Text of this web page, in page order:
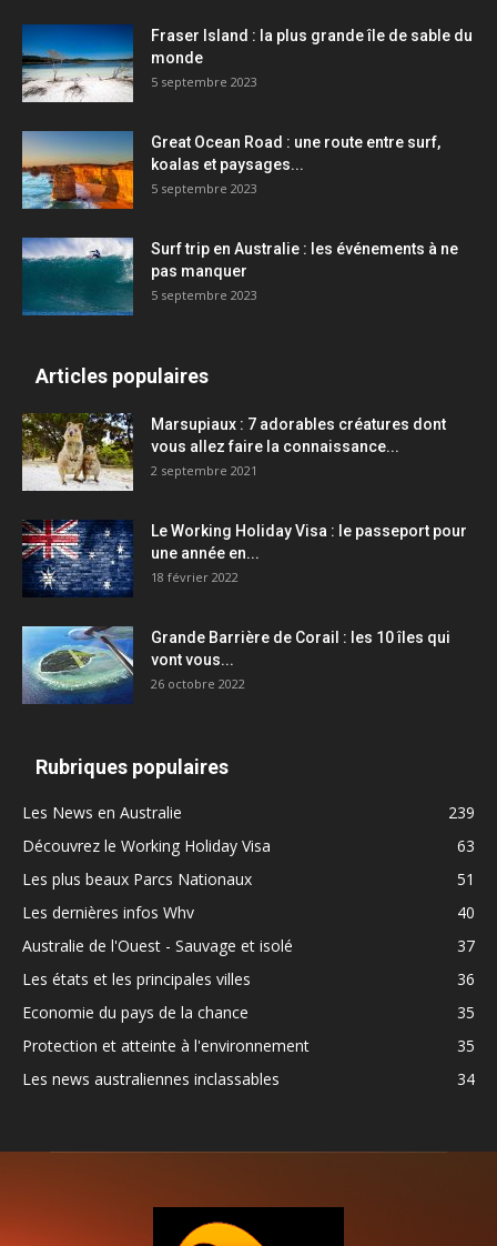
Fraser Island : la plus grande île de sable du
monde
5 septembre 2023
Great Ocean Road : une route entre surf,
koalas et paysages...
5 septembre 2023
Surf trip en Australie : les événements à ne
pas manquer
5 septembre 2023
Articles populaires
Marsupiaux : 7 adorables créatures dont
vous allez faire la connaissance...
2 septembre 2021
Le Working Holiday Visa : le passeport pour
une année en...
18 février 2022
Grande Barrière de Corail : les 10 îles qui
vont vous...
26 octobre 2022
Rubriques populaires
Les News en Australie
239
Découvrez le Working Holiday Visa
63
Les plus beaux Parcs Nationaux
51
Les dernières infos Whv
40
Australie de l'Ouest - Sauvage et isolé
37
Les états et les principales villes
36
Economie du pays de la chance
35
Protection et atteinte à l'environnement
35
Les news australiennes inclassables
34